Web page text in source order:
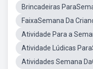
Brincadeiras
FaixaSemana Da
Atividade Para a
Atividade Lúdicas
Atividades Semana